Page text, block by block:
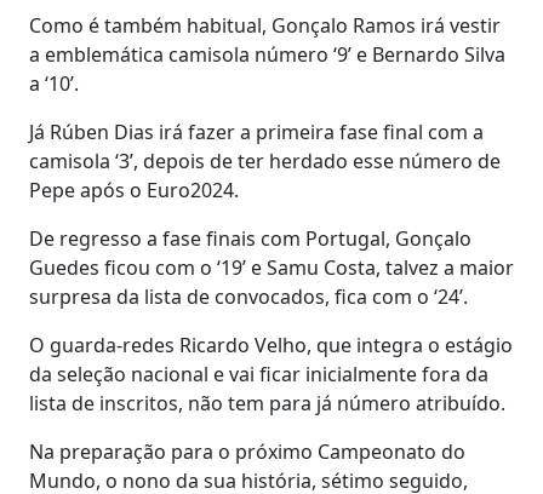
Como é também habitual, Gonçalo Ramos irá vestir
a emblemática camisola número ‘9’ e Bernardo Silva
a ‘10’.
Já Rúben Dias irá fazer a primeira fase final com a
camisola ‘3’, depois de ter herdado esse número de
Pepe após o Euro2024.
De regresso a fase finais com Portugal, Gonçalo
Guedes ficou com o ‘19’ e Samu Costa, talvez a maior
surpresa da lista de convocados, fica com o ‘24’.
O guarda-redes Ricardo Velho, que integra o estágio
da seleção nacional e vai ficar inicialmente fora da
lista de inscritos, não tem para já número atribuído.
Na preparação para o próximo Campeonato do
Mundo, o nono da sua história, sétimo seguido,